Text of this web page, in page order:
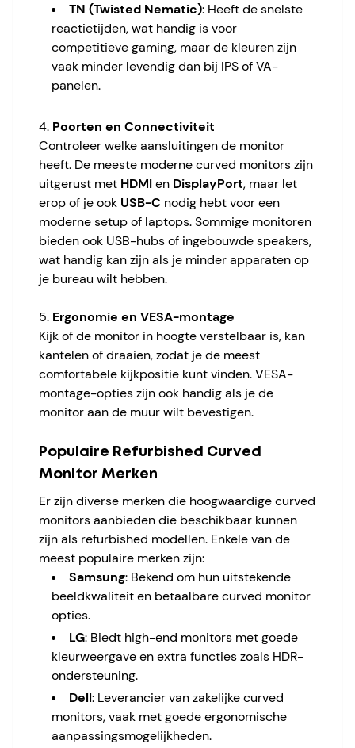
TN (Twisted Nematic): Heeft de snelste
reactietijden, wat handig is voor
competitieve gaming, maar de kleuren zijn
vaak minder levendig dan bij IPS of VA-
panelen.
4. Poorten en Connectiviteit
Controleer welke aansluitingen de monitor
heeft. De meeste moderne curved monitors zijn
uitgerust met HDMIen DisplayPort, maar let
erop of je ook USB-C nodig hebt voor een
moderne setup of laptops. Sommige monitoren
bieden ook USB-hubs of ingebouwde speakers,
wat handig kan zijn als je minder apparaten op
je bureau wilt hebben.
5. Ergonomie en VESA-montage
Kijk of de monitor in hoogte verstelbaar is, kan
kantelen of draaien, zodat je de meest
comfortabele kijkpositie kunt vinden. VESA-
montage-opties zijn ook handig als je de
monitor aan de muur wilt bevestigen.
Populaire Refurbished Curved
Monitor Merken
Er zijn diverse merken die hoogwaardige curved
monitors aanbieden die beschikbaar kunnen
zijn als refurbished modellen. Enkele van de
meest populaire merken zijn:
Samsung: Bekend om hun uitstekende
beeldkwaliteit en betaalbare curved monitor
opties.
LG: Biedt high-end monitors met goede
kleurweergave en extra functies zoals HDR-
ondersteuning.
Dell: Leverancier van zakelijke curved
monitors, vaak met goede ergonomische
aanpassingsmogelijkheden.